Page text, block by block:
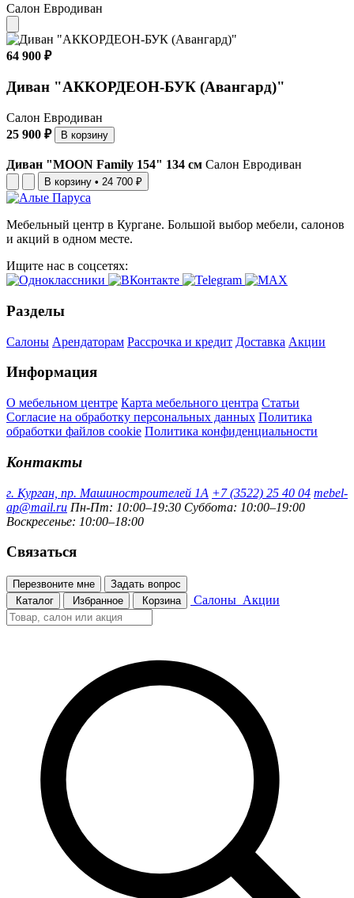
Салон Евродиван
64 900 ₽
Диван "АККОРДЕОН-БУК (Авангард)"
Салон Евродиван
25 900 ₽
В корзину
Диван "MOON Family 154" 134 см Салон Евродиван
В корзину • 24 700 ₽
Мебельный центр в Кургане. Большой выбор мебели, салонов
и акций в одном месте.
Ищите нас в соцсетях:
Разделы
Салоны Арендаторам Рассрочка и кредит Доставка Акции
Информация
О мебельном центре Карта мебельного центра Статьи
Согласие на обработку персональных данных Политика
обработки файлов cookie Политика конфиденциальности
Контакты
г. Курган, пр. Машиностроителей 1А +7 (3522) 25 40 04 mebel-
ap@mail.ru Пн-Пт: 10:00–19:30 Суббота: 10:00–19:00
Воскресенье: 10:00–18:00
Связаться
Перезвоните мне
Задать вопрос
Каталог
Избранное Корзина Салоны Акции